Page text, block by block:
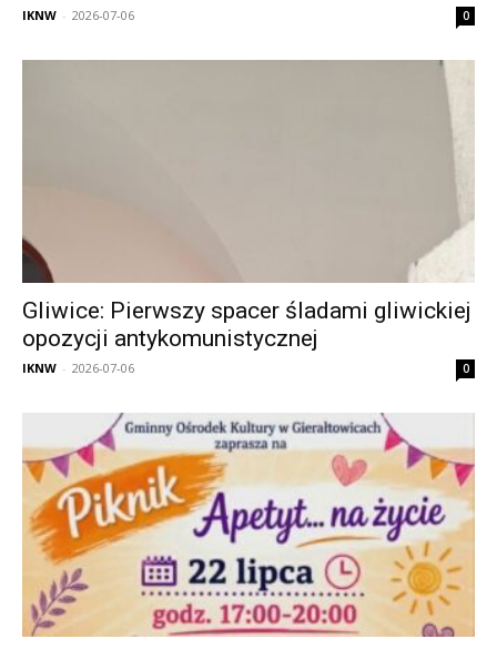
IKNW - 2026-07-06 0
Gliwice: Pierwszy spacer śladami gliwickiej
opozycji antykomunistycznej
IKNW - 2026-07-06 0